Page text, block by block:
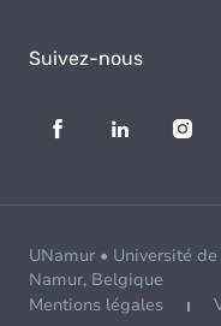
Suivez-nous
UNamur • Université
Namur, Belgique
Mentions légales